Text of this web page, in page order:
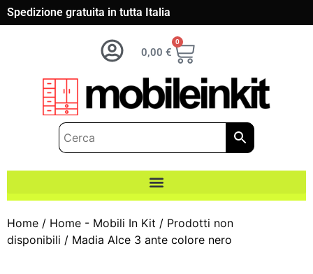
Spedizione gratuita in tutta Italia
0,00 €
0
Home / Home - Mobili In Kit / Prodotti non
disponibili / Madia Alce 3 ante colore nero